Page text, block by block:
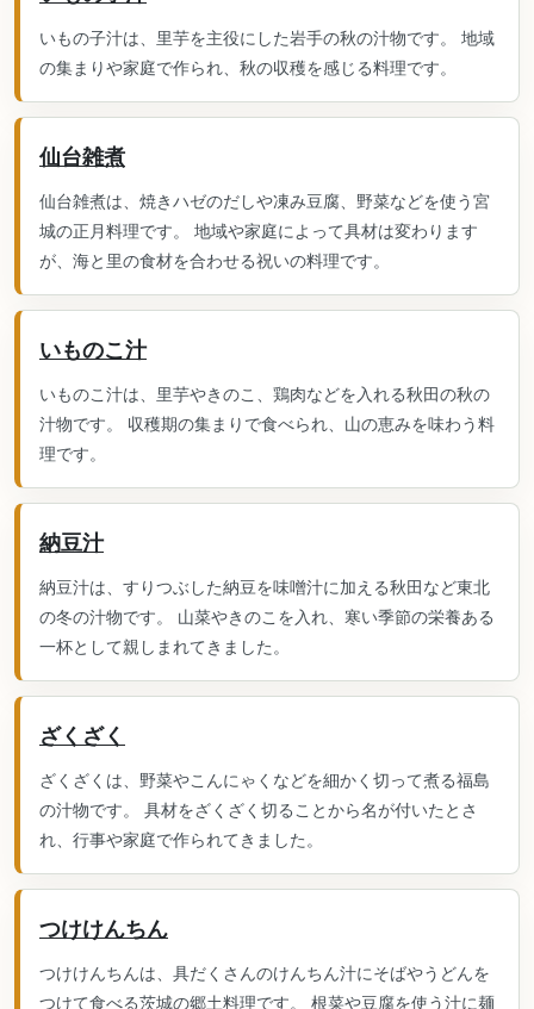
いもの子汁は、里芋を主役にした岩手の秋の汁物です。 地域
の集まりや家庭で作られ、秋の収穫を感じる料理です。
仙台雑煮
仙台雑煮は、焼きハゼのだしや凍み豆腐、野菜などを使う宮
城の正月料理です。 地域や家庭によって具材は変わります
が、海と里の食材を合わせる祝いの料理です。
いものこ汁
いものこ汁は、里芋やきのこ、鶏肉などを入れる秋田の秋の
汁物です。 収穫期の集まりで食べられ、山の恵みを味わう料
理です。
納豆汁
納豆汁は、すりつぶした納豆を味噌汁に加える秋田など東北
の冬の汁物です。 山菜やきのこを入れ、寒い季節の栄養ある
一杯として親しまれてきました。
ざくざく
ざくざくは、野菜やこんにゃくなどを細かく切って煮る福島
の汁物です。 具材をざくざく切ることから名が付いたとさ
れ、行事や家庭で作られてきました。
つけけんちん
つけけんちんは、具だくさんのけんちん汁にそばやうどんを
つけて食べる茨城の郷土料理です。 根菜や豆腐を使う汁に麺